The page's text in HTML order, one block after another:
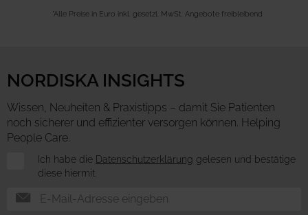
*Alle Preise in Euro inkl. gesetzl. MwSt. Angebote freibleibend
NORDISKA INSIGHTS
Wissen, Neuheiten & Praxistipps – damit Sie Patienten
noch sicherer und effizienter versorgen können. Helping
People Care.
NewsletterIch habe die Datenschutzerklärung gelesen und bestätige
diese hiermit.